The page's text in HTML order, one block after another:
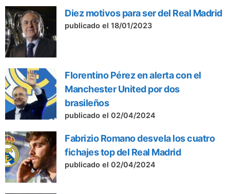
Diez motivos para ser del Real Madrid
publicado el 18/01/2023
Florentino Pérez en alerta con el
Manchester United por dos
brasileños
publicado el 02/04/2024
Fabrizio Romano desvela los cuatro
fichajes top del Real Madrid
publicado el 02/04/2024